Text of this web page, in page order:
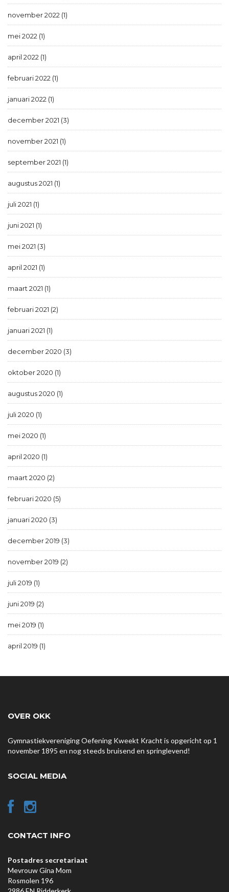
november 2022 (1)
mei 2022 (1)
april 2022 (1)
februari 2022 (1)
januari 2022 (1)
december 2021 (3)
november 2021 (1)
september 2021 (1)
augustus 2021 (1)
juli 2021 (1)
juni 2021 (1)
mei 2021 (3)
april 2021 (1)
maart 2021 (1)
februari 2021 (2)
januari 2021 (1)
december 2020 (3)
oktober 2020 (1)
augustus 2020 (1)
juli 2020 (1)
mei 2020 (1)
april 2020 (1)
maart 2020 (2)
februari 2020 (5)
januari 2020 (3)
december 2019 (3)
november 2019 (2)
juli 2019 (1)
juni 2019 (2)
mei 2019 (1)
april 2019 (1)
OVER OKK
Gymnastiekvereniging Oefening Kweekt Kracht is opgericht op 1
november 1895 en nog steeds bruisend en springlevend!
SOCIAL MEDIA
CONTACT INFO
Postadres secretariaat
Mevrouw Gina Mom
Rosmolen 196